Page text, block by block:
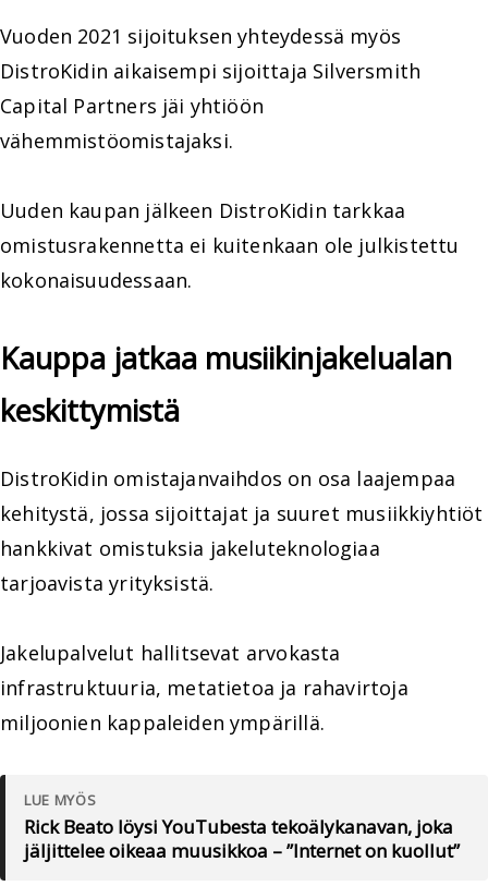
Vuoden 2021 sijoituksen yhteydessä myös
DistroKidin aikaisempi sijoittaja Silversmith
Capital Partners jäi yhtiöön
vähemmistöomistajaksi.
Uuden kaupan jälkeen DistroKidin tarkkaa
omistusrakennetta ei kuitenkaan ole julkistettu
kokonaisuudessaan.
Kauppa jatkaa musiikinjakelualan
keskittymistä
DistroKidin omistajanvaihdos on osa laajempaa
kehitystä, jossa sijoittajat ja suuret musiikkiyhtiöt
hankkivat omistuksia jakeluteknologiaa
tarjoavista yrityksistä.
Jakelupalvelut hallitsevat arvokasta
infrastruktuuria, metatietoa ja rahavirtoja
miljoonien kappaleiden ympärillä.
LUE MYÖS
Rick Beato löysi YouTubesta tekoälykanavan, joka
jäljittelee oikeaa muusikkoa – ”Internet on kuollut”